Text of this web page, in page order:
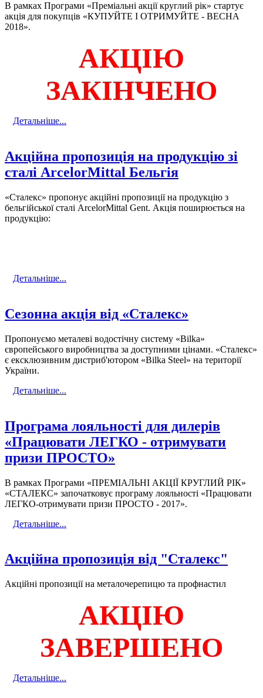
В рамках Програми «Преміальні акції круглий рік» стартує
акція для покупців «КУПУЙТЕ І ОТРИМУЙТЕ - ВЕСНА
2018».
АКЦІЮ
ЗАКІНЧЕНО
Детальніше...
Акційна пропозиція на продукцію зі
сталі ArcelorMittal Бельгія
«Сталекс» пропонує акційні пропозиції на продукцію з
бельгійської сталі ArcelorMittal Gent. Акція поширюється на
продукцію:
Детальніше...
Сезонна акція від «Сталекс»
Пропонуємо металеві водостічну систему «Bilka»
європейського виробництва за доступними цінами. «Сталекс»
є ексклюзивним дистриб'ютором «Bilka Steel» на території
України.
Детальніше...
Програма лояльності для дилерів
«Працювати ЛЕГКО - отримувати
призи ПРОСТО»
В рамках Програми «ПРЕМІАЛЬНІ АКЦІЇ КРУГЛИЙ РІК»
«СТАЛЕКС» започатковує програму лояльності «Працювати
ЛЕГКО-отримувати призи ПРОСТО - 2017».
Детальніше...
Акційна пропозиція від "Сталекс"
Акційні пропозиції на металочерепицю та профнастил
АКЦІЮ
ЗАВЕРШЕНО
Детальніше...